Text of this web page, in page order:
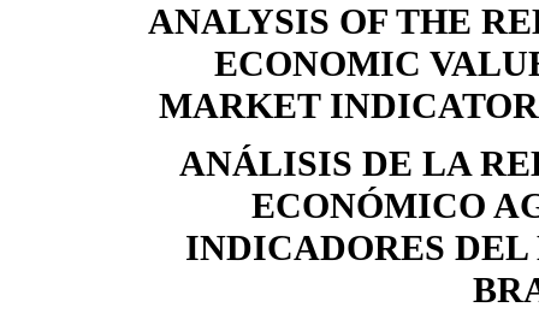
ANALYSIS OF THE
ECONOMIC
MARKET
ANÁLISIS DE LA
ECONÓMICO
INDICADORES DEL